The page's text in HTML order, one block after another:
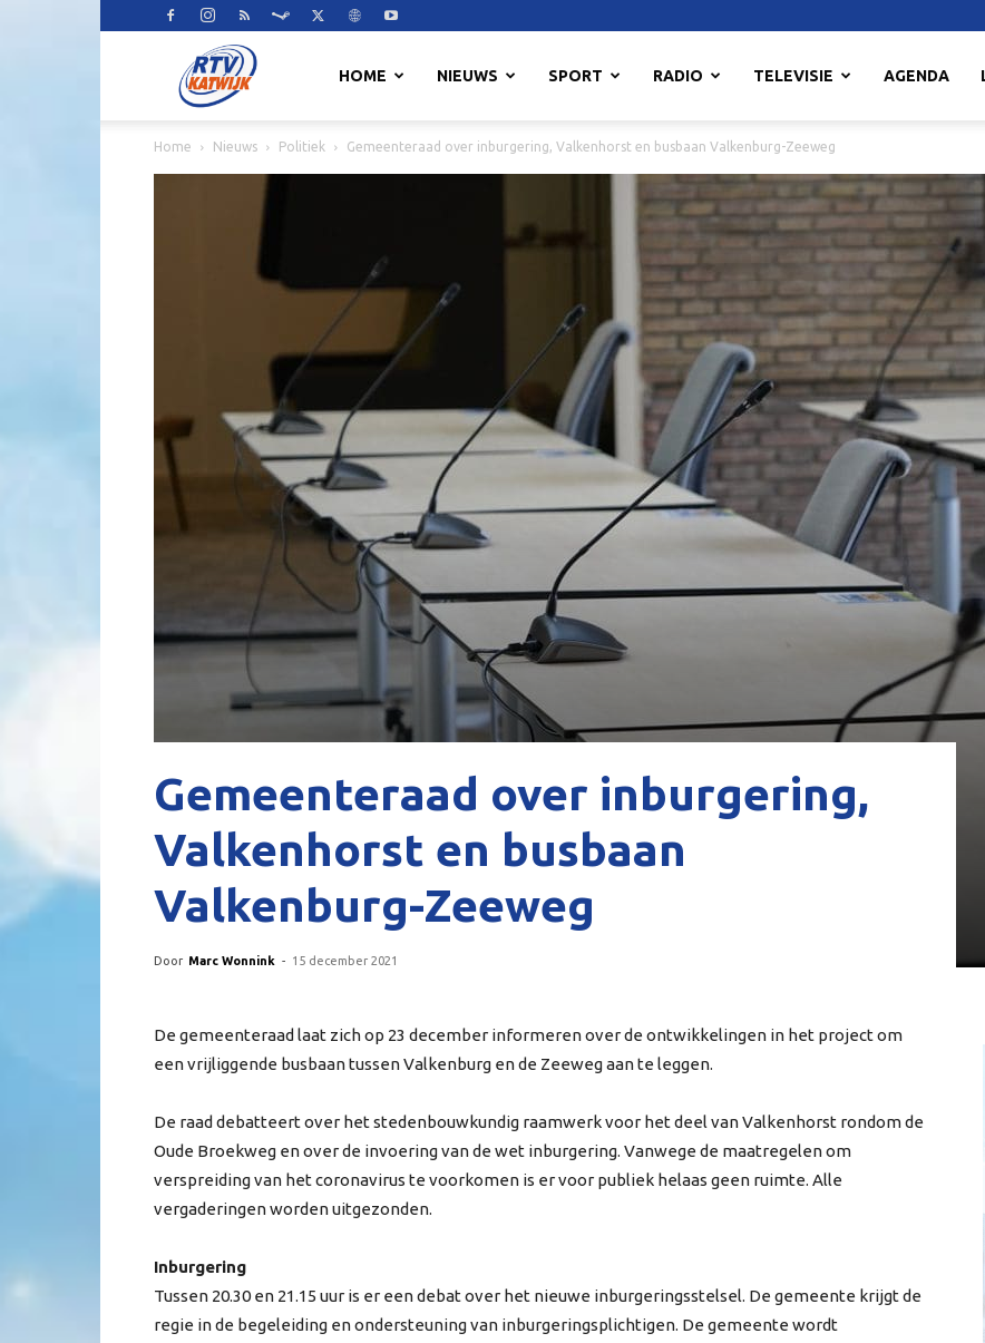
HOME NIEUWS SPORT RADIO TELEVISIE AGENDA
Home Nieuws Politiek Gemeenteraad over inburgering, Valkenhorst en busbaan Valkenburg-Zeeweg
Gemeenteraad over inburgering,
Valkenhorst en busbaan
Valkenburg-Zeeweg
Door Marc Wonnink - 15 december 2021
De gemeenteraad laat zich op 23 december informeren over de ontwikkelingen in het project om
een vrijliggende busbaan tussen Valkenburg en de Zeeweg aan te leggen.
De raad debatteert over het stedenbouwkundig raamwerk voor het deel van Valkenhorst rondom de
Oude Broekweg en over de invoering van de wet inburgering. Vanwege de maatregelen om
verspreiding van het coronavirus te voorkomen is er voor publiek helaas geen ruimte. Alle
vergaderingen worden uitgezonden.
Inburgering
Tussen 20.30 en 21.15 uur is er een debat over het nieuwe inburgeringsstelsel. De gemeente krijgt de
regie in de begeleiding en ondersteuning van inburgeringsplichtigen. De gemeente wordt